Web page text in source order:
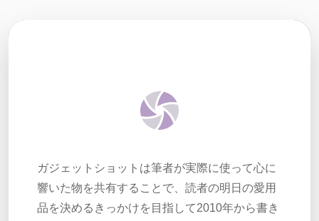
ガジェットショットは筆者が実際に使って心に
響いた物を共有することで、読者の明日の愛用
品を決めるきっかけを目指して2010年から書き